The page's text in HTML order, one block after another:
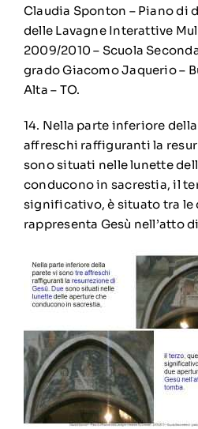
Claudia Sponton – Piano di
delle Lavagne Interattive
2009/2010 – Scuola
grado Giacomo Jaquerio –
Alta – TO.
14. Nella parte inferiore
affreschi raffiguranti la
sono situati nelle lunette
conducono in sacrestia,il
significativo, è situato tra le
rappresenta Gesù nell’atto